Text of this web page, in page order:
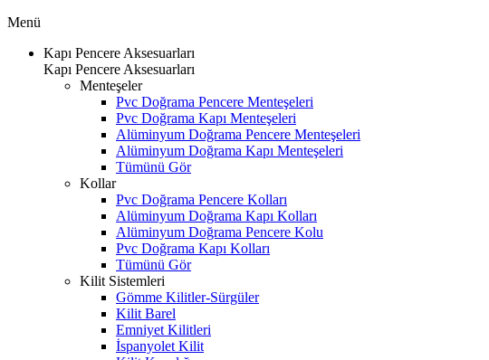
Menü
Kapı Pencere Aksesuarları
Kapı Pencere Aksesuarları
Menteşeler
Pvc Doğrama Pencere Menteşeleri
Pvc Doğrama Kapı Menteşeleri
Alüminyum Doğrama Pencere Menteşeleri
Alüminyum Doğrama Kapı Menteşeleri
Tümünü Gör
Kollar
Pvc Doğrama Pencere Kolları
Alüminyum Doğrama Kapı Kolları
Alüminyum Doğrama Pencere Kolu
Pvc Doğrama Kapı Kolları
Tümünü Gör
Kilit Sistemleri
Gömme Kilitler-Sürgüler
Kilit Barel
Emniyet Kilitleri
İspanyolet Kilit